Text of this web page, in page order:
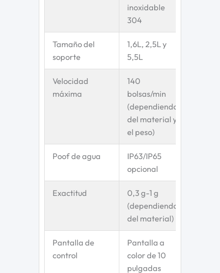
inoxidable
304
Tamaño del
soporte
1,6L, 2,5L y
5,5L
Velocidad
máxima
140
bolsas/min
(dependiendo
del material y
el peso)
Poof de agua
IP63/IP65
opcional
Exactitud
0,3 g-1 g
(dependiendo
del material)
Pantalla de
control
Pantalla a
color de 10
pulgadas